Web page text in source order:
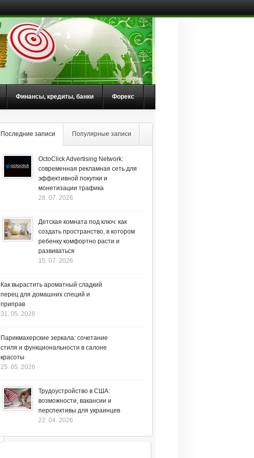
Финансы, кредиты, банки Форекс
Последние записи Популярные записи
OctoClick Advertising Network:
современная рекламная сеть для
эффективной покупки и
монетизации трафика
28. 07. 2026
Детская комната под ключ: как
создать пространство, в котором
ребенку комфортно расти и
развиваться
15. 07. 2026
Как вырастить ароматный сладкий
перец для домашних специй и
приправ
31. 05. 2026
Парикмахерские зеркала: сочетание
стиля и функциональности в салоне
красоты
25. 05. 2026
Трудоустройство в США:
возможности, вакансии и
перспективы для украинцев
22. 04. 2026